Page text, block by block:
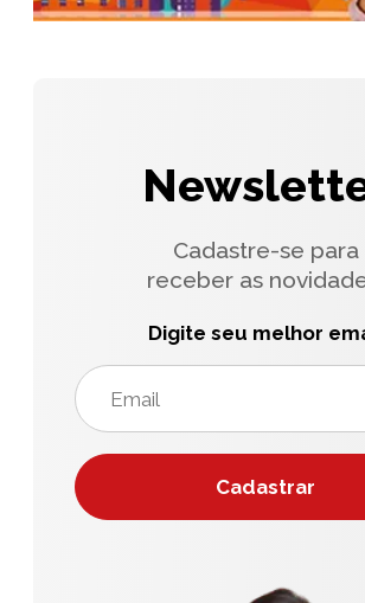
Cadastre-se para
receber as
Digite seu melhor